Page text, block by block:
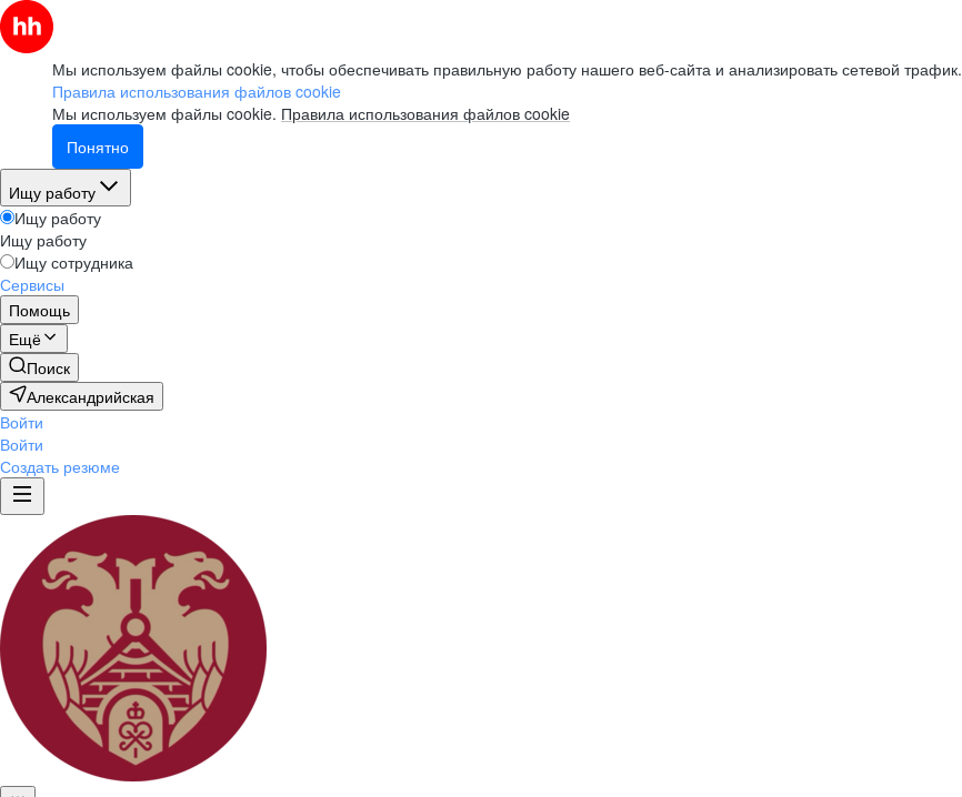
Мы используем файлы cookie, чтобы обеспечивать правильную работу нашего веб-сайта и анализировать сетевой трафик.
Правила использования файлов cookie
Мы используем файлы cookie. Правила использования файлов cookie
Понятно
Ищу работу
Ищу работу
Ищу работу
Ищу сотрудника
Сервисы
Помощь
Ещё
Поиск
Александрийская
Войти
Войти
Создать резюме